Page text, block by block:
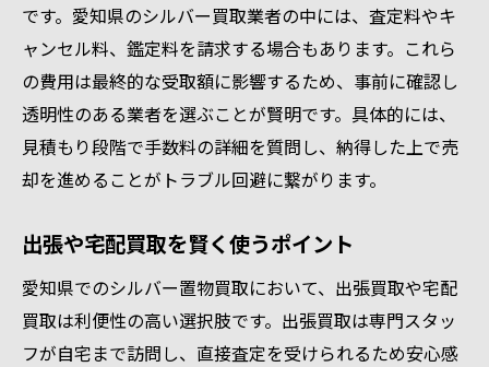
です。愛知県のシルバー買取業者の中には、査定料やキ
ャンセル料、鑑定料を請求する場合もあります。これら
の費用は最終的な受取額に影響するため、事前に確認し
透明性のある業者を選ぶことが賢明です。具体的には、
見積もり段階で手数料の詳細を質問し、納得した上で売
却を進めることがトラブル回避に繋がります。
出張や宅配買取を賢く使うポイント
愛知県でのシルバー置物買取において、出張買取や宅配
買取は利便性の高い選択肢です。出張買取は専門スタッ
フが自宅まで訪問し、直接査定を受けられるため安心感